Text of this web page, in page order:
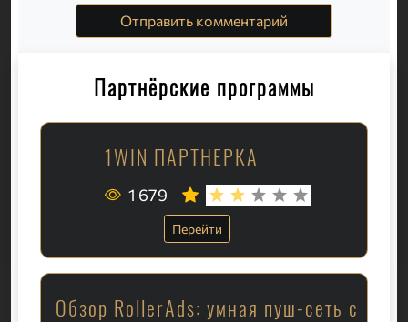
Отправить комментарий
Партнёрские программы
1WIN ПАРТНЕРКА
1 679
Перейти
Обзор RollerAds: умная пуш-сеть с